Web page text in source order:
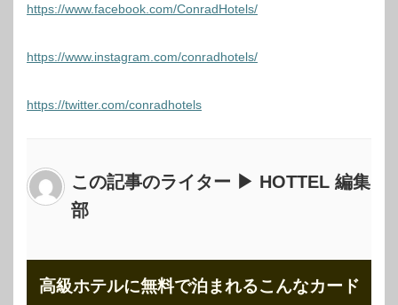
https://www.facebook.com/ConradHotels/
https://www.instagram.com/conradhotels/
https://twitter.com/conradhotels
この記事のライター ▶ HOTTEL 編集
部
高級ホテルに無料で泊まれるこんなカード